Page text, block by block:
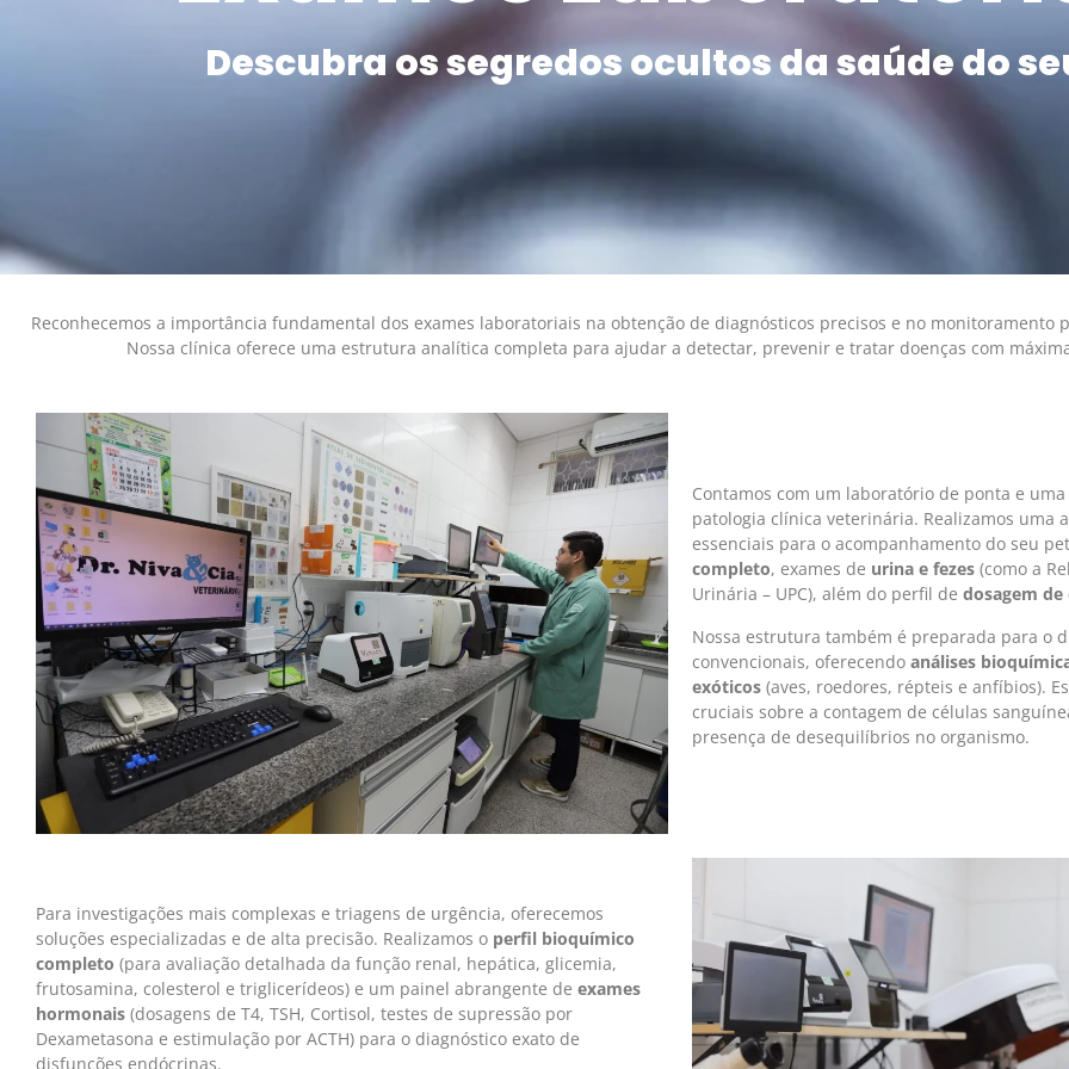
Descubra os segredos ocultos da saúde do
Reconhecemos a importância fundamental dos exames laboratoriais na obtenção de diagnósticos precisos e no monitoramento
Nossa clínica oferece uma estrutura analítica completa para ajudar a detectar, prevenir e tratar doenças com
Contamos com um laboratório de ponta e
patologia clínica veterinária. Realizamos uma
essenciais para o acompanhamento do seu
completo, exames de urina e fezes (como a
Urinária – UPC), além do perfil de dosagem
Nossa estrutura também é preparada para o
convencionais, oferecendo análises
exóticos (aves, roedores, répteis e anfíbios).
cruciais sobre a contagem de células
presença de desequilíbrios no organismo.
Para investigações mais complexas e triagens de urgência, oferecemos
soluções especializadas e de alta precisão. Realizamos o perfil bioquímico
completo (para avaliação detalhada da função renal, hepática, glicemia,
frutosamina, colesterol e triglicerídeos) e um painel abrangente de exames
hormonais (dosagens de T4, TSH, Cortisol, testes de supressão por
Dexametasona e estimulação por ACTH) para o diagnóstico exato de
disfunções endócrinas.